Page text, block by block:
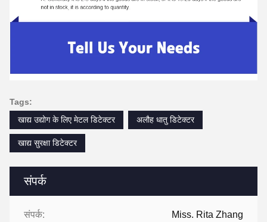
संपर्क
संपर्क: Miss. Rita Zhang
Tags:
खाद्य उद्योग के लिए मेटल डिटेक्टर
अलौह धातु डिटेक्टर
खाद्य सुरक्षा डिटेक्टर